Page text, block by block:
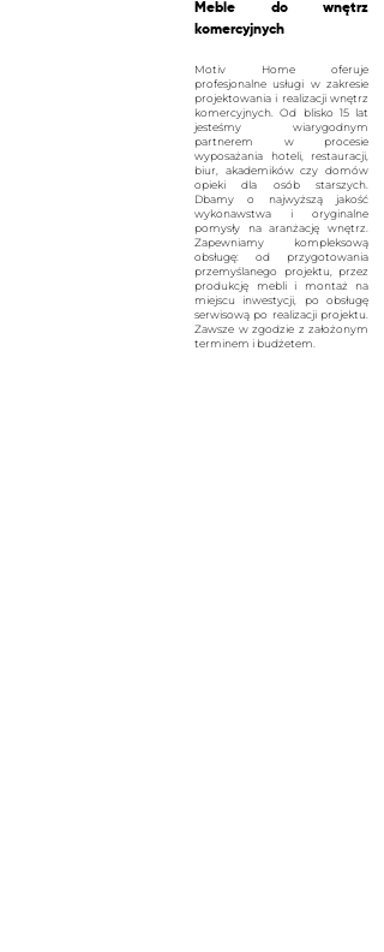
Meble do wnętrz
komercyjnych
Motiv Home oferuje
profesjonalne usługi w zakresie
projektowania i realizacji wnętrz
komercyjnych. Od blisko 15 lat
jesteśmy wiarygodnym
partnerem w procesie
wyposażania hoteli, restauracji,
biur, akademików czy domów
opieki dla osób starszych.
Dbamy o najwyższą jakość
wykonawstwa i oryginalne
pomysły na aranżację wnętrz.
Zapewniamy kompleksową
obsługę: od przygotowania
przemyślanego projektu, przez
produkcję mebli i montaż na
miejscu inwestycji, po obsługę
serwisową po realizacji projektu.
Zawsze w zgodzie z założonym
terminem i budżetem.